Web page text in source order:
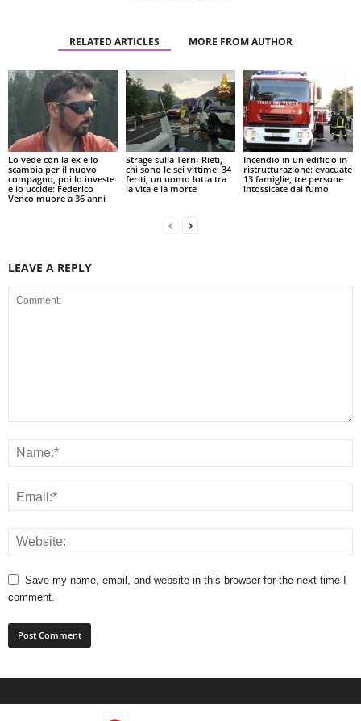
RELATED ARTICLES MORE FROM AUTHOR
Lo vede con la ex e lo
scambia per il nuovo
compagno, poi lo investe
e lo uccide: Federico
Venco muore a 36 anni
Strage sulla Terni-Rieti,
chi sono le sei vittime: 34
feriti, un uomo lotta tra
la vita e la morte
Incendio in un edificio in
ristrutturazione: evacuate
13 famiglie, tre persone
intossicate dal fumo
LEAVE A REPLY
Save my name, email, and website in this browser for the next time I
comment.